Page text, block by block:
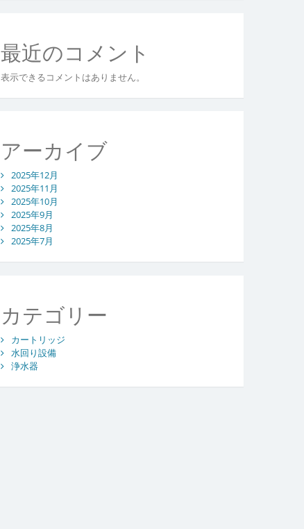
最近のコメント
表示できるコメントはありません。
アーカイブ
2025年12月
2025年11月
2025年10月
2025年9月
2025年8月
2025年7月
カテゴリー
カートリッジ
水回り設備
浄水器